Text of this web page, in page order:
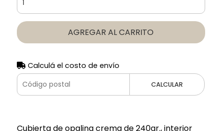
AGREGAR AL CARRITO
Calculá el costo de envío
CALCULAR
Cubierta de opalina crema de 240gr., interior